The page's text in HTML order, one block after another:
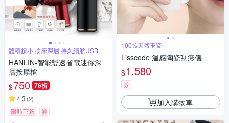
體積超小,按摩深層,持久續航USB充
電
HANLIN-智能變速省電迷你深
層按摩槍
$750 76折
4.3 (2)
限時下殺 券
100%天然玉瓷
Lisscode 溫感陶瓷刮痧儀
$1,580
券
加入購物車